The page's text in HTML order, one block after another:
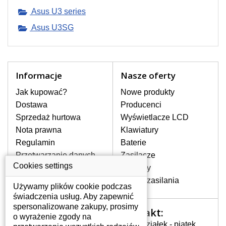
pojawiające się pionowe pasy, ciemny
ekran, migotanie lub nierównomierną
jasność ekranu.
W naszym magazynie przez
cały okres gwarancji posiadamy
wyłącznie wysokiej jakości
oryginalne matryce klasy A+ bez
wadliwych pikseli.
JAK WYBRAĆ ODPOWIEDNI EKRAN
DO LAPTOPA ASUS U3SG?
Odpowiedni ekran można dobrać do
konkretnego modelu laptopa, którego
oznaczenie można znaleźć na naklejce
na spodzie laptopa lub pod baterią, bywa
również umieszczone na ramkach lub
obudowie klawiatury. Jeżeli zepsuty lub
pęknięty ekran został zdemontowany, w
Asus U3 series
Asus U3SG
Informacje
Jak kupować?
Dostawa
Sprzedaż hurtowa
Nota prawna
Regulamin
Przetwarzanie danych
osobowych
Gdzie nas znajdziesz
Nasze oferty
Nowe produkty
Producenci
Wyświetlacze LCD
Klawiatury
Baterie
Zasilacze
Zawiasy
Złącza zasilania
Twoje konto Kontakt:
Poniedziałek - piątek
Cookies settings
Używamy plików cookie podczas
świadczenia usług. Aby zapewnić
spersonalizowane zakupy, prosimy
o wyrażenie zgody na